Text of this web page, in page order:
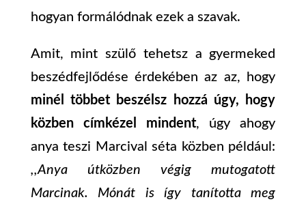
hogyan formálódnak ezek a szavak.
Amit, mint szülő tehetsz a gyermeked
beszédfejlődése érdekében az az, hogy
minél többet beszélsz hozzá úgy, hogy
közben címkézel mindent, úgy ahogy
anya teszi Marcival séta közben például:
,,Anya útközben végig mutogatott
Marcinak. Mónát is így tanította meg